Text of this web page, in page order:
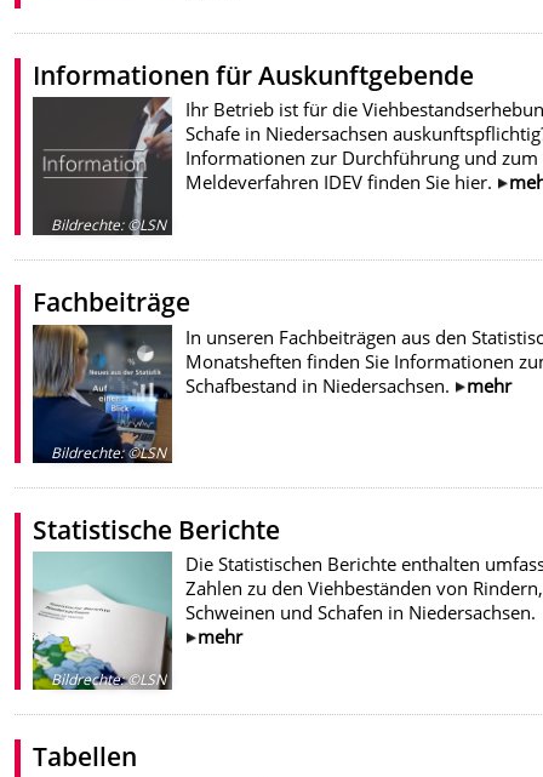
Informationen für Auskunftgebende
Bildrechte:©LSN
Ihr Betrieb ist für die
Schafe in Niedersachsen
Informationen zur Durchführung und zum
Meldeverfahren IDEV finden Sie hier.
Fachbeiträge
Bildrechte:©LSN
In unseren Fachbeiträgen aus den
Monatsheften finden Sie Informationen
Schafbestand in Niedersachsen.
mehr
Statistische Berichte
Bildrechte:©LSN
Die Statistischen Berichte enthalten
Zahlen zu den Viehbeständen von Rindern,
Schweinen und Schafen in Niedersachsen.
mehr
Tabellen